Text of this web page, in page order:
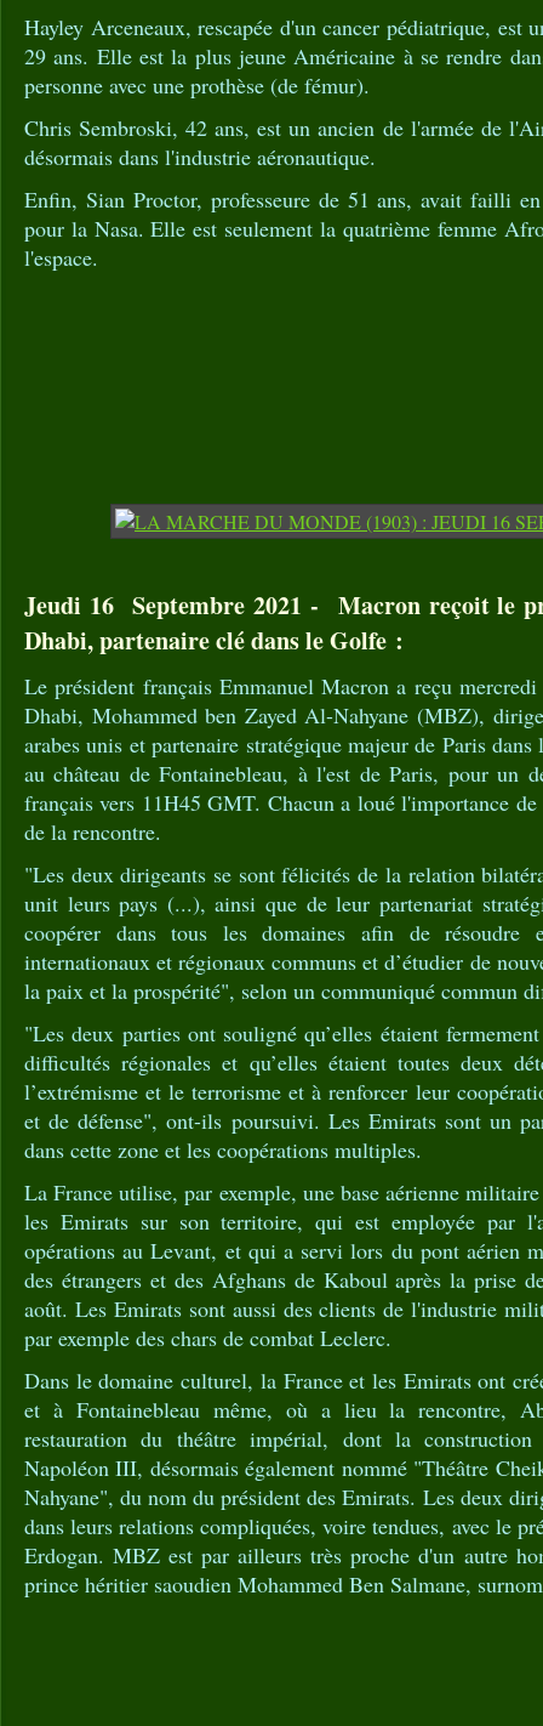
Hayley Arceneaux, rescapée d'un cancer pédiatrique, est
29 ans. Elle est la plus jeune Américaine à se rendre
personne avec une prothèse (de fémur).
Chris Sembroski, 42 ans, est un ancien de l'armée de
désormais dans l'industrie aéronautique.
Enfin, Sian Proctor, professeure de 51 ans, avait failli
pour la Nasa. Elle est seulement la quatrième femme
l'espace.
Jeudi 16 Septembre 2021 - Macron reçoit le
Dhabi, partenaire clé dans le Golfe :
Le président français Emmanuel Macron a reçu
Dhabi, Mohammed ben Zayed Al-Nahyane (MBZ),
arabes unis et partenaire stratégique majeur de Paris
au château de Fontainebleau, à l'est de Paris, pour un
français vers 11H45 GMT. Chacun a loué l'importance
de la rencontre.
"Les deux dirigeants se sont félicités de la relation
unit leurs pays (...), ainsi que de leur partenariat
coopérer dans tous les domaines afin de résoudre
internationaux et régionaux communs et d’étudier de
la paix et la prospérité", selon un communiqué commun
"Les deux parties ont souligné qu’elles étaient
difficultés régionales et qu’elles étaient toutes deux
l’extrémisme et le terrorisme et à renforcer leur
et de défense", ont-ils poursuivi. Les Emirats sont un
dans cette zone et les coopérations multiples.
La France utilise, par exemple, une base aérienne
les Emirats sur son territoire, qui est employée par
opérations au Levant, et qui a servi lors du pont aérien
des étrangers et des Afghans de Kaboul après la prise
août. Les Emirats sont aussi des clients de l'industrie
par exemple des chars de combat Leclerc.
Dans le domaine culturel, la France et les Emirats ont
et à Fontainebleau même, où a lieu la rencontre,
restauration du théâtre impérial, dont la
Napoléon III, désormais également nommé "Théâtre
Nahyane", du nom du président des Emirats. Les deux
dans leurs relations compliquées, voire tendues, avec le
Erdogan. MBZ est par ailleurs très proche d'un autre
prince héritier saoudien Mohammed Ben Salmane,